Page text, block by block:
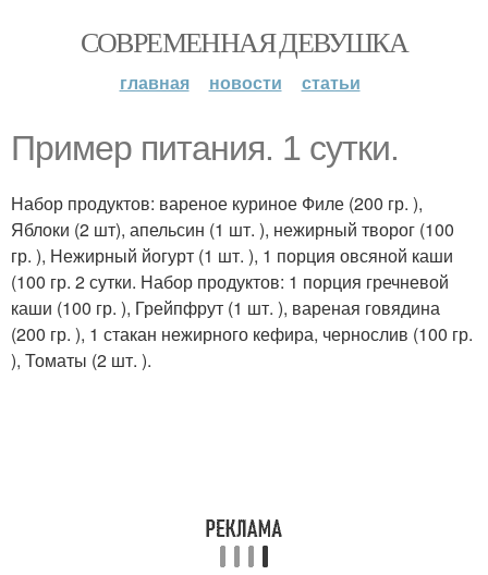
СОВРЕМЕННАЯ ДЕВУШКА
главная новости статьи
Пример питания. 1 сутки.
Набор продуктов: вареное куриное Филе (200 гр. ),
Яблоки (2 шт), апельсин (1 шт. ), нежирный творог (100
гр. ), Нежирный йогурт (1 шт. ), 1 порция овсяной каши
(100 гр. 2 сутки. Набор продуктов: 1 порция гречневой
каши (100 гр. ), Грейпфрут (1 шт. ), вареная говядина
(200 гр. ), 1 стакан нежирного кефира, чернослив (100 гр.
), Томаты (2 шт. ).